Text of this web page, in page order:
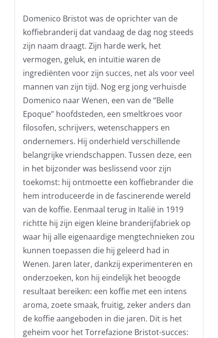
Domenico Bristot was de oprichter van de
koffiebranderij dat vandaag de dag nog steeds
zijn naam draagt. Zijn harde werk, het
vermogen, geluk, en intuïtie waren de
ingrediënten voor zijn succes, net als voor veel
mannen van zijn tijd. Nog erg jong verhuisde
Domenico naar Wenen, een van de “Belle
Epoque” hoofdsteden, een smeltkroes voor
filosofen, schrijvers, wetenschappers en
ondernemers. Hij onderhield verschillende
belangrijke vriendschappen. Tussen deze, een
in het bijzonder was beslissend voor zijn
toekomst: hij ontmoette een koffiebrander die
hem introduceerde in de fascinerende wereld
van de koffie. Eenmaal terug in Italië in 1919
richtte hij zijn eigen kleine branderijfabriek op
waar hij alle eigenaardige mengtechnieken zou
kunnen toepassen die hij geleerd had in
Wenen. Jaren later, dankzij experimenteren en
onderzoeken, kon hij eindelijk het beoogde
resultaat bereiken: een koffie met een intens
aroma, zoete smaak, fruitig, zeker anders dan
de koffie aangeboden in die jaren. Dit is het
geheim voor het Torrefazione Bristot-succes: